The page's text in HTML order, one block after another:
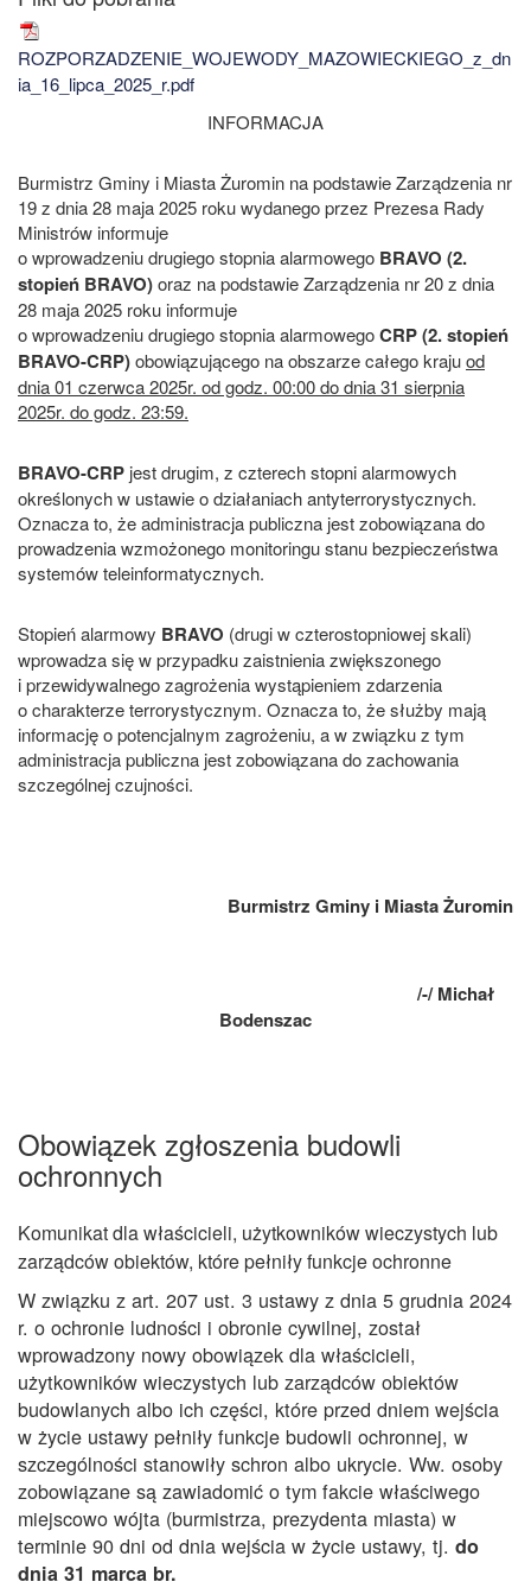
ROZPORZADZENIE_WOJEWODY_MAZOWIECKIEGO_z_dn
ia_16_lipca_2025_r.pdf
INFORMACJA
Burmistrz Gminy i Miasta Żuromin na podstawie Zarządzenia nr
19 z dnia 28 maja 2025 roku wydanego przez Prezesa Rady
Ministrów informuje
o wprowadzeniu drugiego stopnia alarmowego BRAVO (2.
stopień BRAVO)oraz na podstawie Zarządzenia nr 20 z dnia
28 maja 2025 roku informuje
o wprowadzeniu drugiego stopnia alarmowegoCRP (2. stopień
BRAVO-CRP)obowiązującego na obszarze całego krajuod
dnia 01 czerwca 2025r. od godz. 00:00 do dnia 31 sierpnia
2025r. do godz. 23:59.
BRAVO-CRP jest drugim, z czterech stopni alarmowych
określonych w ustawie o działaniach antyterrorystycznych.
Oznacza to, że administracja publiczna jest zobowiązana do
prowadzenia wzmożonego monitoringu stanu bezpieczeństwa
systemów teleinformatycznych.
Stopień alarmowy BRAVO (drugi w czterostopniowej skali)
wprowadza się w przypadku zaistnienia zwiększonego
i przewidywalnego zagrożenia wystąpieniem zdarzenia
o charakterze terrorystycznym. Oznacza to, że służby mają
informację o potencjalnym zagrożeniu, a w związku z tym
administracja publiczna jest zobowiązana do zachowania
szczególnej czujności.
Burmistrz Gminy i Miasta Żuromin
/-/ Michał
Bodenszac
Obowiązek zgłoszenia budowli
ochronnych
Komunikat dla właścicieli, użytkowników wieczystych lub
zarządców obiektów, które pełniły funkcje ochronne
W związku z art. 207 ust. 3 ustawy z dnia 5 grudnia 2024
r. o ochronie ludności i obronie cywilnej, został
wprowadzony nowy obowiązek dla właścicieli,
użytkowników wieczystych lub zarządców obiektów
budowlanych albo ich części, które przed dniem wejścia
w życie ustawy pełniły funkcje budowli ochronnej, w
szczególności stanowiły schron albo ukrycie. Ww. osoby
zobowiązane są zawiadomić o tym fakcie właściwego
miejscowo wójta (burmistrza, prezydenta miasta) w
terminie 90 dni od dnia wejścia w życie ustawy, tj. do
dnia 31 marca br.